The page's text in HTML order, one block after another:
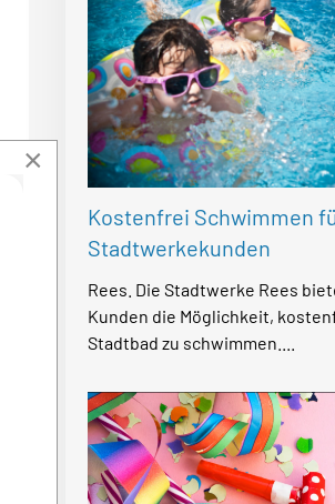
Kostenfrei Schwimmen
Stadtwerkekunden
Rees. Die Stadtwerke Rees
Kunden die Möglichkeit,
Stadtbad zu schwimmen....
×